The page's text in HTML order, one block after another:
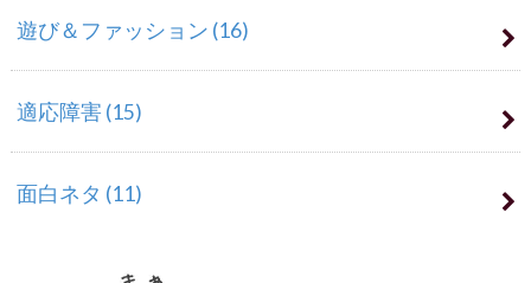
遊び＆ファッション (16)
適応障害 (15)
面白ネタ (11)